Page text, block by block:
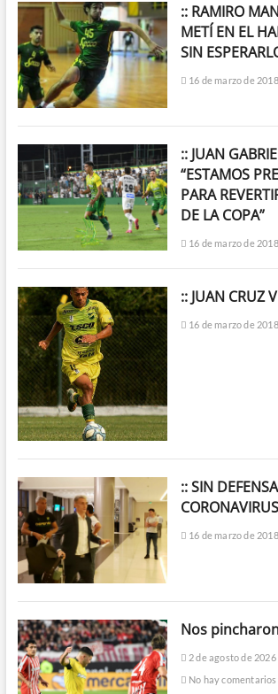
:: RAMIRO
METÍ EN EL
SIN
16 de marzo de 2018
:: JUAN
“ESTAMOS
PARA
DE LA COPA”
16 de marzo de 2018
:: JUAN CRUZ
16 de marzo de 2018
:: SIN
CORONAVIRUS
16 de marzo de 2018
Nos
2 de agosto de 2026
No hay comentarios